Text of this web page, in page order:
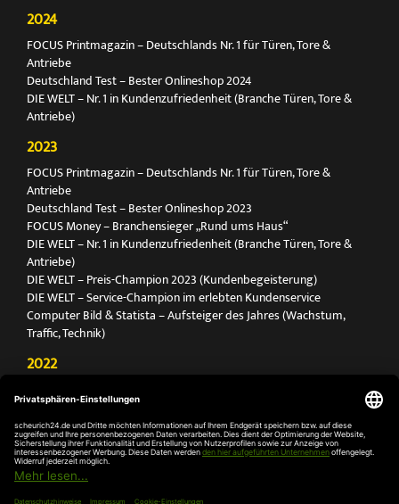
2024
FOCUS Printmagazin – Deutschlands Nr. 1 für Türen, Tore &
Antriebe
Deutschland Test – Bester Onlineshop 2024
DIE WELT – Nr. 1 in Kundenzufriedenheit (Branche Türen, Tore &
Antriebe)
2023
FOCUS Printmagazin – Deutschlands Nr. 1 für Türen, Tore &
Antriebe
Deutschland Test – Bester Onlineshop 2023
FOCUS Money – Branchensieger „Rund ums Haus“
DIE WELT – Nr. 1 in Kundenzufriedenheit (Branche Türen, Tore &
Antriebe)
DIE WELT – Preis-Champion 2023 (Kundenbegeisterung)
DIE WELT – Service-Champion im erlebten Kundenservice
Computer Bild & Statista – Aufsteiger des Jahres (Wachstum,
Traffic, Technik)
2022
Antriebe
Deutschland Test – Bester Onlineshop 2022
FOCUS Money – Branchensieger „Rund ums Haus“
DIE WELT – Service-Champion im erlebten Kundenservice
DIE WELT – Branchengewinner Gold-Rang (Türen, Tore & Antriebe)